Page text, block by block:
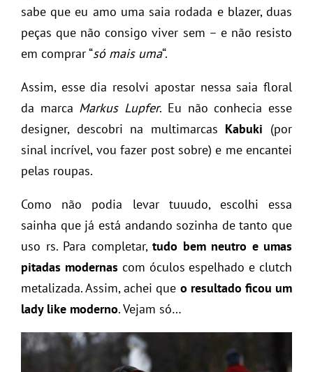
sabe que eu amo uma saia rodada e blazer, duas
peças que não consigo viver sem – e não resisto
em comprar “só mais uma“.
Assim, esse dia resolvi apostar nessa saia floral
da marca Markus Lupfer. Eu não conhecia esse
designer, descobri na multimarcas Kabuki (por
sinal incrível, vou fazer post sobre) e me encantei
pelas roupas.
Como não podia levar tuuudo, escolhi essa
sainha que já está andando sozinha de tanto que
uso rs. Para completar, tudo bem neutro e umas
pitadas modernas com óculos espelhado e clutch
metalizada. Assim, achei que o resultado ficou um
lady like moderno. Vejam só…